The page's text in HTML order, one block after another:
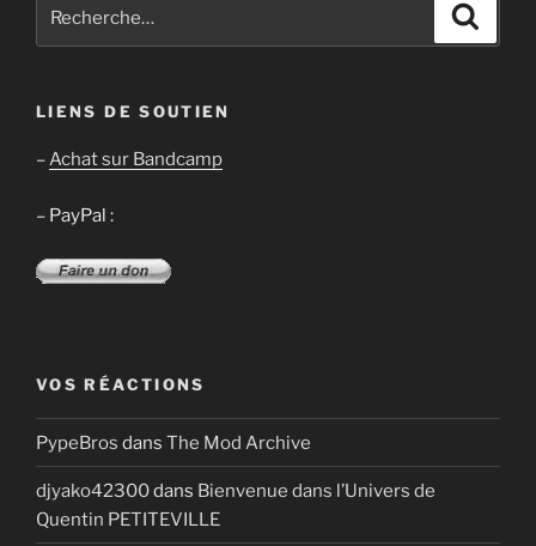
LIENS DE SOUTIEN
–Achat sur Bandcamp
– PayPal :
VOS RÉACTIONS
PypeBros dans The Mod Archive
djyako42300dans Bienvenue dans l’Univers de
Quentin PETITEVILLE